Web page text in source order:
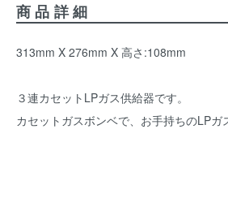
商品詳細
313mm X 276mm X 高さ:108mm
３連カセットLPガス供給器です。
カセットガスボンベで、お手持ちのLPガ